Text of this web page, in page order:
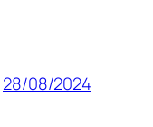
28/08/2024